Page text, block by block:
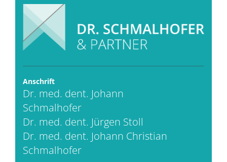
Anschrift
Dr. med. dent. Johann
Schmalhofer
Dr. med. dent. Jürgen Stoll
Dr. med. dent. Johann Christian
Schmalhofer